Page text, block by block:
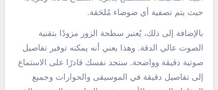
حيث يتم تصفية أي ضوضاء مُلحَقة.
بالإضافة إلى ذلك، يُعتبر سطحة الزور مزودًا بتقنية
الصوت عالي الدقة. وهذا يعني أنه يمكنه توفير تفاصيل
صوتية دقيقة وواضحة. ستجد نفسك قادرًا على الاستماع
إلى تفاصيل دقيقة في الموسيقى والحوارات وجميع